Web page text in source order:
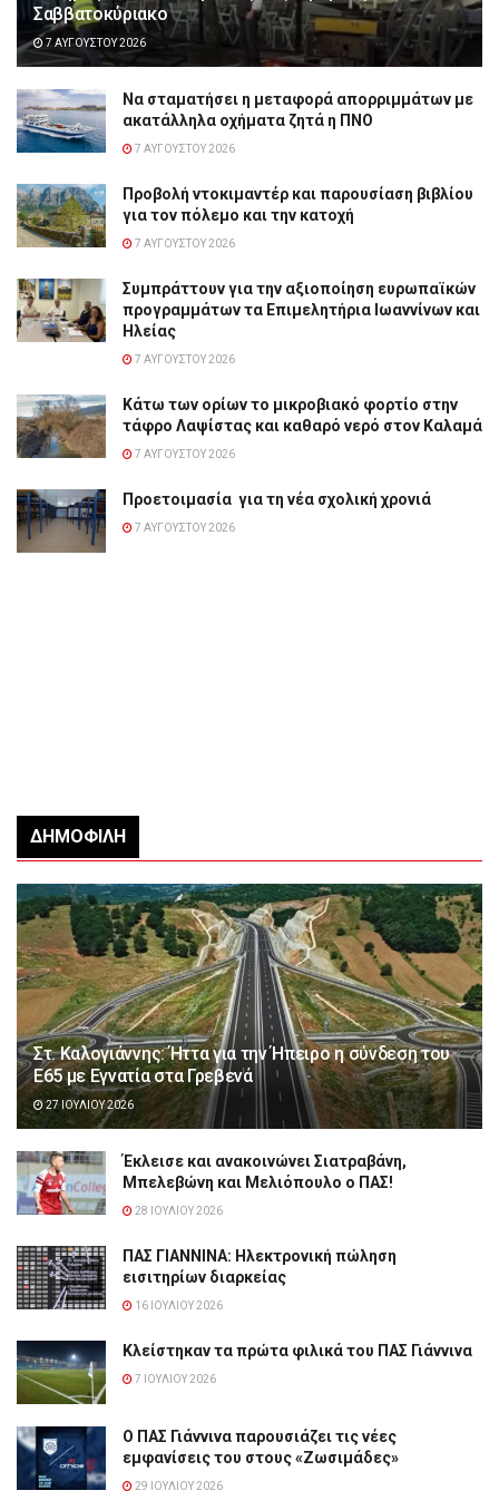
Σαββατοκύριακο
7 ΑΥΓΟΎΣΤΟΥ 2026
Να σταματήσει η μεταφορά απορριμμάτων με
ακατάλληλα οχήματα ζητά η ΠΝΟ
7 ΑΥΓΟΎΣΤΟΥ 2026
Προβολή ντοκιμαντέρ και παρουσίαση βιβλίου
για τον πόλεμο και την κατοχή
7 ΑΥΓΟΎΣΤΟΥ 2026
Συμπράττουν για την αξιοποίηση ευρωπαϊκών
προγραμμάτων τα Επιμελητήρια Ιωαννίνων και
Ηλείας
7 ΑΥΓΟΎΣΤΟΥ 2026
Κάτω των ορίων το μικροβιακό φορτίο στην
τάφρο Λαψίστας και καθαρό νερό στον Καλαμά
7 ΑΥΓΟΎΣΤΟΥ 2026
Προετοιμασία για τη νέα σχολική χρονιά
7 ΑΥΓΟΎΣΤΟΥ 2026
ΔΗΜΟΦΙΛΉ
Στ. Καλογιάννης: Ήττα για την Ήπειρο η σύνδεση του
Ε65 με Εγνατία στα Γρεβενά
27 ΙΟΥΛΊΟΥ 2026
Έκλεισε και ανακοινώνει Σιατραβάνη,
Μπελεβώνη και Μελιόπουλο ο ΠΑΣ!
28 ΙΟΥΛΊΟΥ 2026
ΠΑΣ ΓΙΑΝΝΙΝΑ: Hλεκτρονική πώληση
εισιτηρίων διαρκείας
16 ΙΟΥΛΊΟΥ 2026
Κλείστηκαν τα πρώτα φιλικά του ΠΑΣ Γιάννινα
7 ΙΟΥΛΊΟΥ 2026
Ο ΠΑΣ Γιάννινα παρουσιάζει τις νέες
εμφανίσεις του στους «Ζωσιμάδες»
29 ΙΟΥΛΊΟΥ 2026